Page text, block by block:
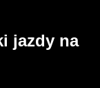
jazdy na